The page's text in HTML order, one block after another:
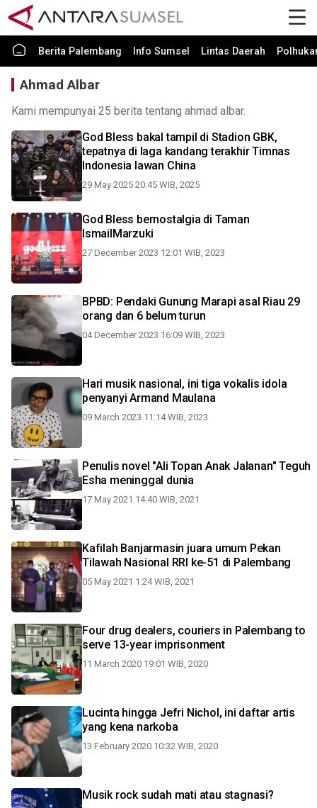
Berita Palembang Info Sumsel Lintas Daerah
Ahmad Albar
Kami mempunyai 25 berita tentang ahmad albar.
God Bless bakal tampil di Stadion GBK,
tepatnya di laga kandang terakhir Timnas
Indonesia lawan China
29 May 2025 20:45 WIB, 2025
God Bless bernostalgia di Taman
IsmailMarzuki
27 December 2023 12:01 WIB, 2023
BPBD: Pendaki Gunung Marapi asal Riau 29
orang dan 6 belum turun
04 December 2023 16:09 WIB, 2023
Hari musik nasional, ini tiga vokalis idola
penyanyi Armand Maulana
09 March 2023 11:14 WIB, 2023
Penulis novel "Ali Topan Anak Jalanan" Teguh
Esha meninggal dunia
17 May 2021 14:40 WIB, 2021
Kafilah Banjarmasin juara umum Pekan
Tilawah Nasional RRI ke-51 di Palembang
05 May 2021 1:24 WIB, 2021
Four drug dealers, couriers in Palembang to
serve 13-year imprisonment
11 March 2020 19:01 WIB, 2020
Lucinta hingga Jefri Nichol, ini daftar artis
yang kena narkoba
13 February 2020 10:32 WIB, 2020
Musik rock sudah mati atau stagnasi?